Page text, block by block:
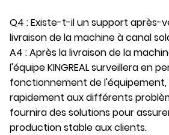
Q4 : Existe-t-il un support après-
livraison de la machine à canal
A4 : Après la livraison de la
l'équipe KINGREAL surveillera en
fonctionnement de
rapidement aux différents
fournira des solutions pour
production stable aux clients.